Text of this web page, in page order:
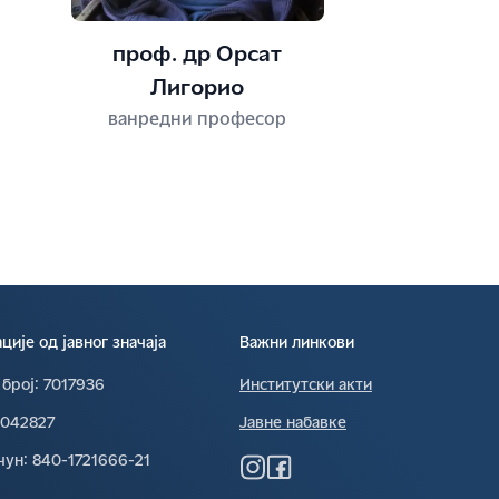
проф. др Орсат
Лигорио
ванредни професор
од јавног значаја
7017936
840-1721666-21
Важни линкови
Институтски акти
Јавне набавке